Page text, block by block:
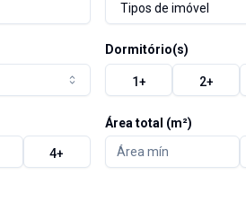
Tipos de imóvel
Dormitório(s)
1+ 2+
4+
Área total (m²)